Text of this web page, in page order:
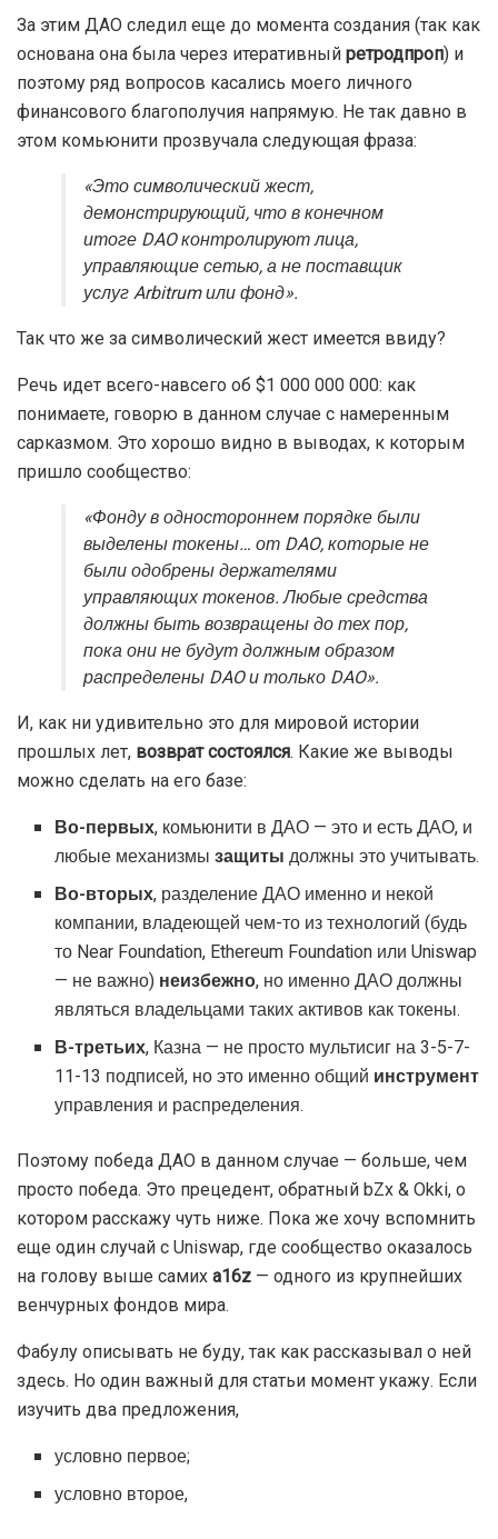
За этим ДАО следил еще до момента создания (так как
основана она была через итеративный ретродпроп) и
поэтому ряд вопросов касались моего личного
финансового благополучия напрямую. Не так давно в
этом комьюнити прозвучала следующая фраза:
«Это символический жест,
демонстрирующий, что в конечном
итоге DAO контролируют лица,
управляющие сетью, а не поставщик
услуг Arbitrum или фонд».
Так что же за символический жест имеется ввиду?
Речь идет всего-навсего об $1 000 000 000: как
понимаете, говорю в данном случае с намеренным
сарказмом. Это хорошо видно в выводах, к которым
пришло сообщество:
«Фонду в одностороннем порядке были
выделены токены… от DAO, которые не
были одобрены держателями
управляющих токенов. Любые средства
должны быть возвращены до тех пор,
пока они не будут должным образом
распределены DAO и только DAO».
И, как ни удивительно это для мировой истории
прошлых лет, возврат состоялся. Какие же выводы
можно сделать на его базе:
Во-первых, комьюнити в ДАО — это и есть ДАО, и
любые механизмызащиты должны это учитывать.
Во-вторых, разделение ДАО именно и некой
компании, владеющей чем-то из технологий (будь
то Near Foundation, Ethereum Foundation или Uniswap
— не важно) неизбежно, но именно ДАО должны
являться владельцами таких активов как токены.
В-третьих, Казна — не просто мультисиг на 3-5-7-
11-13 подписей, но это именно общий инструмент
управления и распределения.
Поэтому победа ДАО в данном случае — больше, чем
просто победа. Это прецедент, обратный bZx & Okki, о
котором расскажу чуть ниже. Пока же хочу вспомнить
еще один случай с Uniswap, где сообщество оказалось
на голову выше самих a16z — одного из крупнейших
венчурных фондов мира.
Фабулу описывать не буду, так как рассказывал о ней
здесь. Но один важный для статьи момент укажу. Если
изучить два предложения,
условно первое;
условно второе,